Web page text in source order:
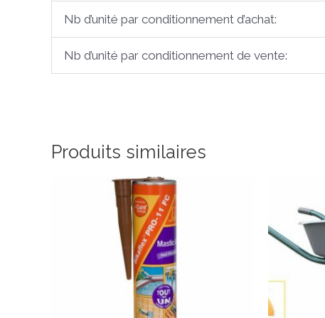
Nb d’unité par conditionnement d’achat:
Nb d’unité par conditionnement de vente:
Produits similaires